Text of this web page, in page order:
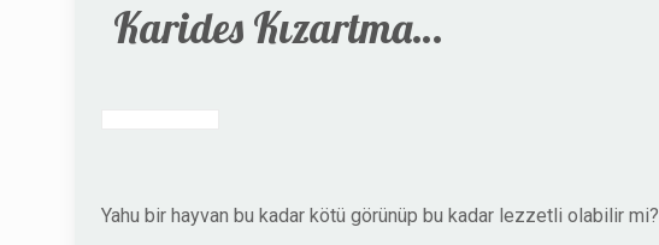
Karides Kızartma…
Yahu bir hayvan bu kadar kötü görünüp bu kadar lezzetli olabilir mi?